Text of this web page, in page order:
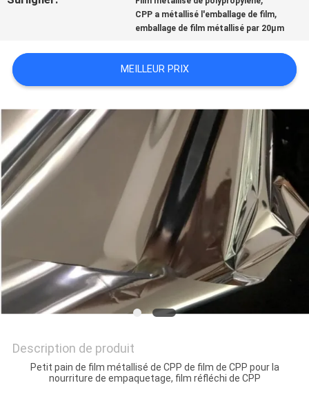
NOUS
CONTACTER
NOUVELLES
DEMANDEZ
UN DEVIS
DU
SITE
DE
CONFIDENTIALITÉ
CPP a métallisé l'emballage de film,
emballage de film métallisé par 20μm
MEILLEUR PRIX
Description de produit
Petit pain de film métallisé de CPP de film de CPP pour la
nourriture de empaquetage, film réfléchi de CPP